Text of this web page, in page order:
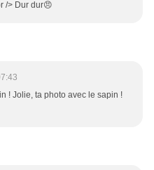
/> Dur dur😠
! Jolie, ta photo avec le sapin !